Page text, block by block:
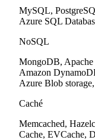
MySQL,
Azure SQL
NoSQL
MongoDB, Apache
Amazon
Azure Blob
Caché
Memcached,
Cache, EVCache,